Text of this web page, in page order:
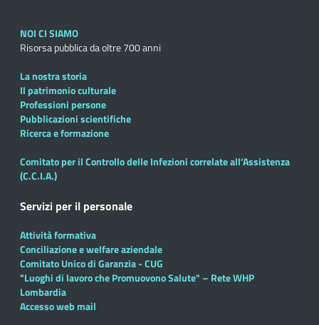
NOI CI SIAMO
Risorsa pubblica da oltre 700 anni
La nostra storia
Il patrimonio culturale
Professioni persone
Pubblicazioni scientifiche
Ricerca e formazione
Comitato per il Controllo delle Infezioni correlate all’Assistenza
(C.C.I.A.)
Servizi per il personale
Attività formativa
Conciliazione e welfare aziendale
Comitato Unico di Garanzia - CUG
"Luoghi di lavoro che Promuovono Salute" – Rete WHP
Lombardia
Accesso web mail